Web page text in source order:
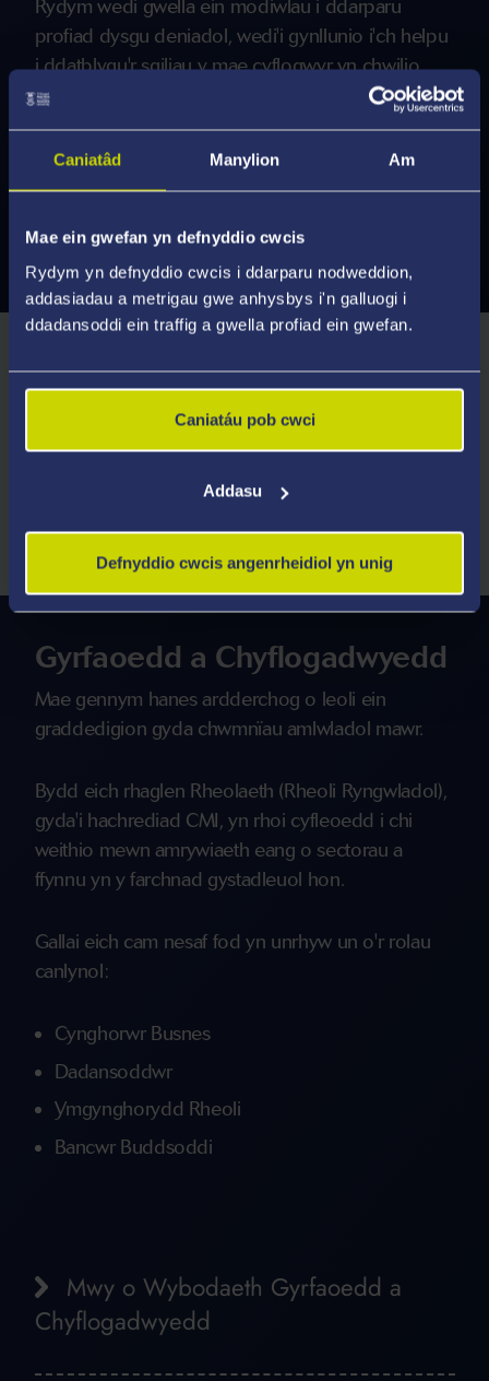
Caniatâd Manylion Am
Mae ein gwefan yn defnyddio cwcis
Rydym yn defnyddio cwcis i ddarparu nodweddion,
addasiadau a metrigau gwe anhysbys i'n galluogi i
ddadansoddi ein traffig a gwella profiad ein gwefan.
Caniatáu pob cwci
Addasu
Defnyddio cwcis angenrheidiol yn unig
Rydym wedi gwella ein modiwlau i ddarparu
profiad dysgu deniadol, wedi'i gynllunio i'ch helpu
i ddatblygu'r sgiliau y mae cyflogwyr yn chwilio
amdanynt. Darganfyddwch beth sydd ar gael a
chael eich hysbrydoli gan y modiwlau y gallwch eu
hastudio.
Archwiliwch Modiwlau
Gofynion Mynediad
Bydd y Brifysgol yn ystyried ceisiadau gan fyfyrwyr
sy'n cynnig ystod eang o gymwysterau.
Archwiliwch Gofynion Mynediad
Gyrfaoedd a Chyflogadwyedd
Mae gennym hanes ardderchog o leoli ein
graddedigion gyda chwmnïau amlwladol mawr.
Bydd eich rhaglen Rheolaeth (Rheoli Ryngwladol),
gyda'i hachrediad CMI, yn rhoi cyfleoedd i chi
weithio mewn amrywiaeth eang o sectorau a
ffynnu yn y farchnad gystadleuol hon.
Gallai eich cam nesaf fod yn unrhyw un o'r rolau
canlynol:
Cynghorwr Busnes
Dadansoddwr
Ymgynghorydd Rheoli
Bancwr Buddsoddi
Mwy o Wybodaeth Gyrfaoedd a
Chyflogadwyedd